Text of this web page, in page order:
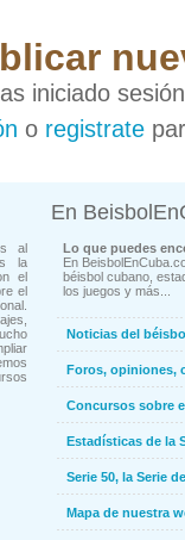
iniciado
o registrate
al
la
el
el
En
Lo que puedes
En
béisbol cubano,
los juegos y más...
Noticias del
Foros, opiniones,
Concursos sobre
Estadísticas de la
Serie 50, la Serie
Mapa de nuestra